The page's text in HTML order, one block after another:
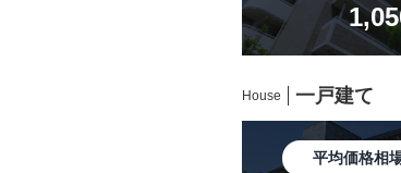
House 一戸建て
平均価格相